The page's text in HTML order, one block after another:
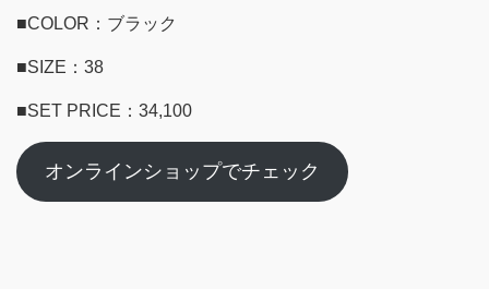
■COLOR：ブラック
■SIZE：38
■SET PRICE：34,100
オンラインショップでチェック